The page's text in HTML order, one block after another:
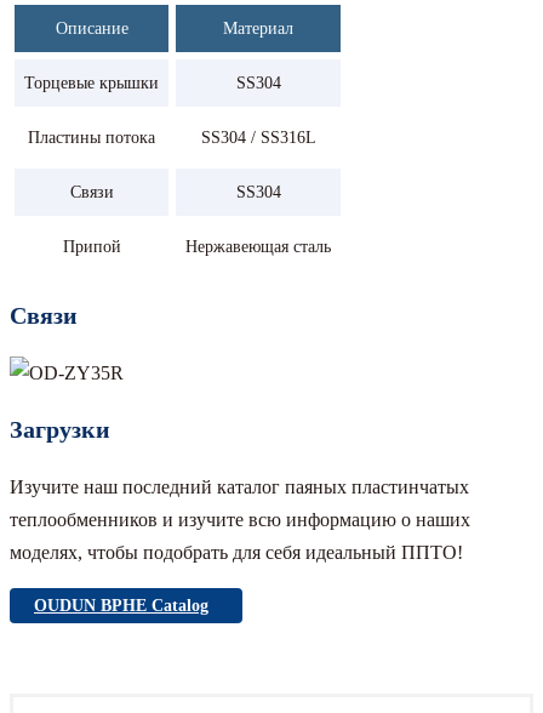
Описание Материал
Торцевые крышки SS304
Пластины потока SS304 / SS316L
Связи SS304
Припой Нержавеющая сталь
Связи
Загрузки
Изучите наш последний каталог паяных пластинчатых
теплообменников и изучите всю информацию о наших
моделях, чтобы подобрать для себя идеальный ППТО!
OUDUN BPHE Catalog